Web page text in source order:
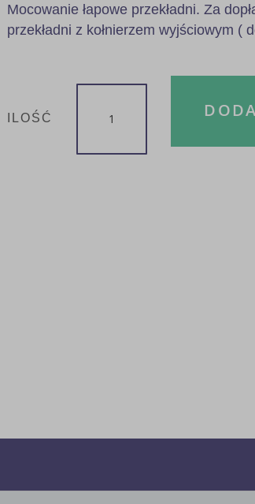
Mocowanie łapowe przekładni. Za
przekładni z kołnierzem wyjściowym (
ILOŚĆ